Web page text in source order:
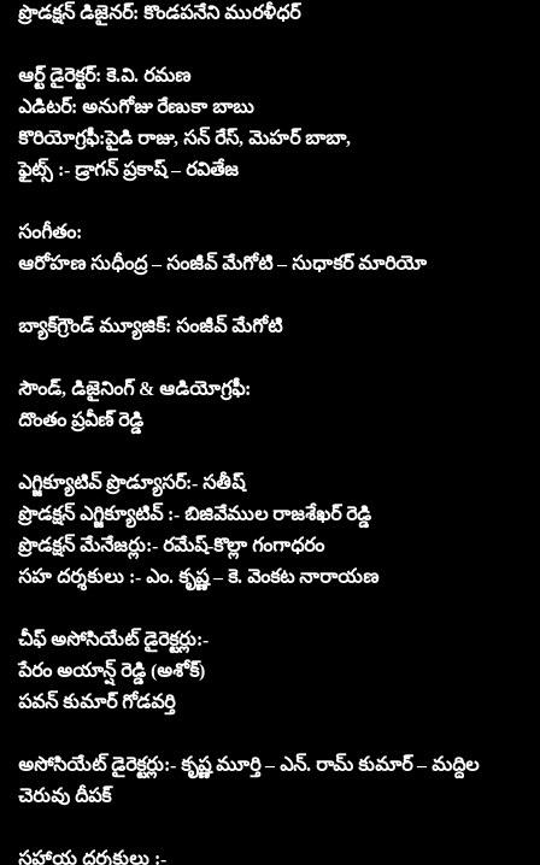
ప్రొడక్షన్ డిజైనర్: కొండపనేని మురళీధర్
ఆర్ట్ డైరెక్టర్: కె.వి. రమణ
ఎడిటర్: అనుగోజు రేణుకా బాబు
కొరియోగ్రఫీ:పైడి రాజు, సన్ రేస్, మెహర్ బాబా,
ఫైట్స్ :- డ్రాగన్ ప్రకాష్ – రవితేజ
సంగీతం:
ఆరోహణ సుధీంద్ర – సంజీవ్ మేగోటి – సుధాకర్ మారియో
బ్యాక్‌గ్రౌండ్ మ్యూజిక్: సంజీవ్ మేగోటి
సౌండ్, డిజైనింగ్ & ఆడియోగ్రఫీ:
దొంతం ప్రవీణ్ రెడ్డి
ఎగ్జిక్యూటివ్ ప్రొడ్యూసర్:- సతీష్
ప్రొడక్షన్ ఎగ్జిక్యూటివ్ :- బిజివేముల రాజశేఖర్ రెడ్డి
ప్రొడక్షన్ మేనేజర్లు:- రమేష్-కొల్లా గంగాధరం
సహ దర్శకులు :- ఎం. కృష్ణ – కె. వెంకట నారాయణ
చీఫ్ అసోసియేట్ డైరెక్టర్లు:-
పేరం అయాన్ష్ రెడ్డి (అశోక్)
పవన్ కుమార్ గోడవర్తి
అసోసియేట్ డైరెక్టర్లు:- కృష్ణ మూర్తి – ఎన్. రామ్ కుమార్ – మద్దిల
చెరువు దీపక్
సహాయ దర్శకులు :-